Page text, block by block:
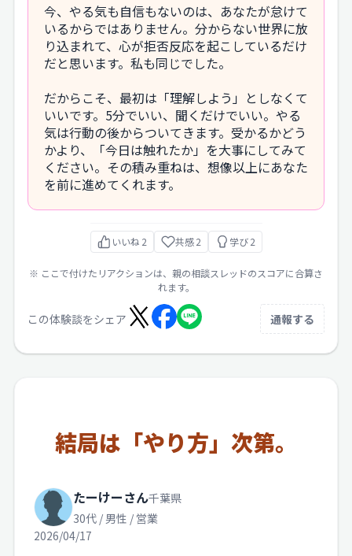
今、やる気も自信もないのは、あなたが怠けて
いるからではありません。分からない世界に放
り込まれて、心が拒否反応を起こしているだけ
だと思います。私も同じでした。
だからこそ、最初は「理解しよう」としなくて
いいです。5分でいい、聞くだけでいい。やる
気は行動の後からついてきます。受かるかどう
かより、「今日は触れたか」を大事にしてみて
ください。その積み重ねは、想像以上にあなた
を前に進めてくれます。
いいね 2 共感 2 学び 2
※ ここで付けたリアクションは、親の相談スレッドのスコアに合算さ
れます。
この体験談をシェア 通報する
結局は「やり方」次第。
たーけーさん千葉県
30代 / 男性 / 営業
2026/04/17